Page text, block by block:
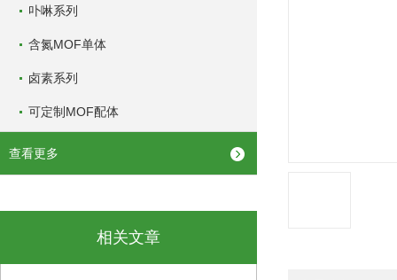
卟啉系列
含氮MOF单体
卤素系列
可定制MOF配体
查看更多
相关文章